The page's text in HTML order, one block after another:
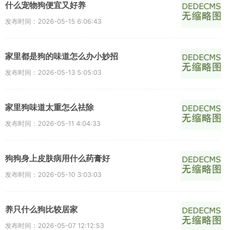
什么宠物狗便宜又好养
发布时间：2026-05-15 6:06:43
家里都是狗的味道怎么办小妙招
发布时间：2026-05-13 5:05:03
家里狗味道太重怎么祛除
发布时间：2026-05-11 4:04:33
狗狗身上皮肤病用什么药膏好
发布时间：2026-05-10 3:03:03
养只什么狗比较居家
发布时间：2026-05-07 12:12:53